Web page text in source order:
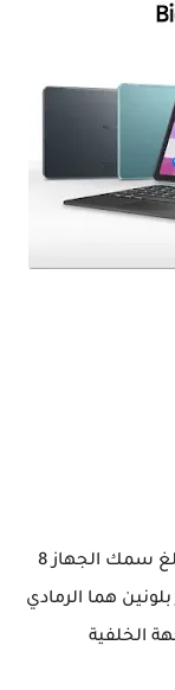
جاءت التابلت بتصميم أنيق وخفيف حيث يبلغ سمك الجهاز 8
الجهاز بلونين هما الرمادي
الخلفية